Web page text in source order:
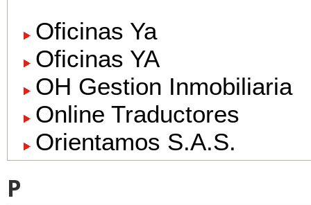
Oficinas Ya
Oficinas YA
OH Gestion Inmobiliaria
Online Traductores
Orientamos S.A.S.
P